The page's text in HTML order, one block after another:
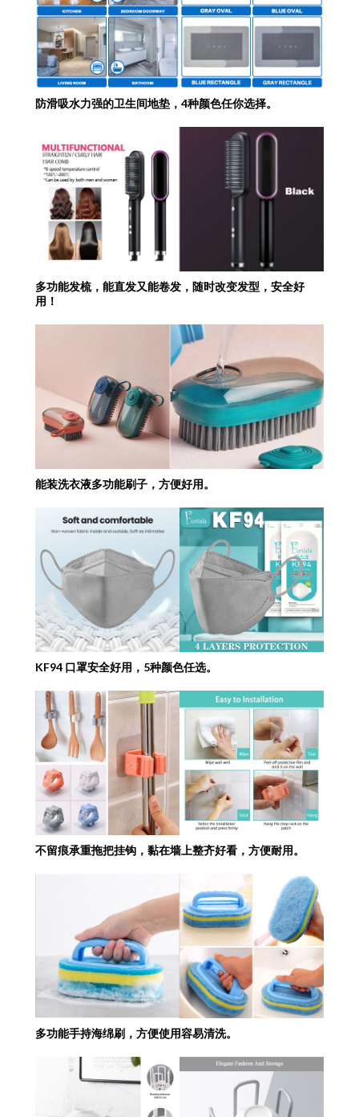
防滑吸水力强的卫生间地垫，4种颜色任你选择。
多功能发梳，能直发又能卷发，随时改变发型，安全好
用！
能装洗衣液多功能刷子，方便好用。
KF94 口罩安全好用，5种颜色任选。
不留痕承重拖把挂钩，黏在墙上整齐好看，方便耐用。
多功能手持海绵刷，方便使用容易清洗。